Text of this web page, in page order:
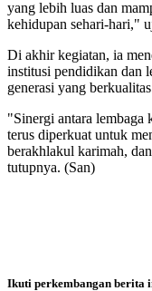
yang lebih luas dan
kehidupan sehari-hari,"
Di akhir kegiatan, ia
institusi pendidikan dan
generasi yang
"Sinergi antara lembaga
terus diperkuat untuk
berakhlakul karimah,
tutupnya. (San)
Ikuti perkembangan berita